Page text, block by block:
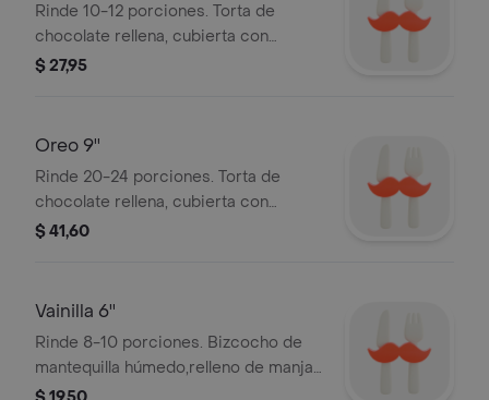
Rinde 10-12 porciones. Torta de
chocolate rellena, cubierta con
buttercream de Oreo, decorado con
$ 27,95
Oreo 9''
Rinde 20-24 porciones. Torta de
chocolate rellena, cubierta con
buttercream de Oreo, decorado con
$ 41,60
Vainilla 6''
Rinde 8-10 porciones. Bizcocho de
mantequilla húmedo,relleno de manjar,
cubierto con buttercream y decorado